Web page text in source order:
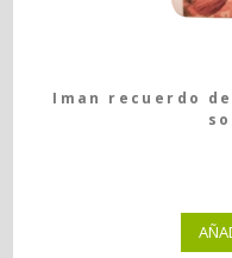
Iman recuerdo